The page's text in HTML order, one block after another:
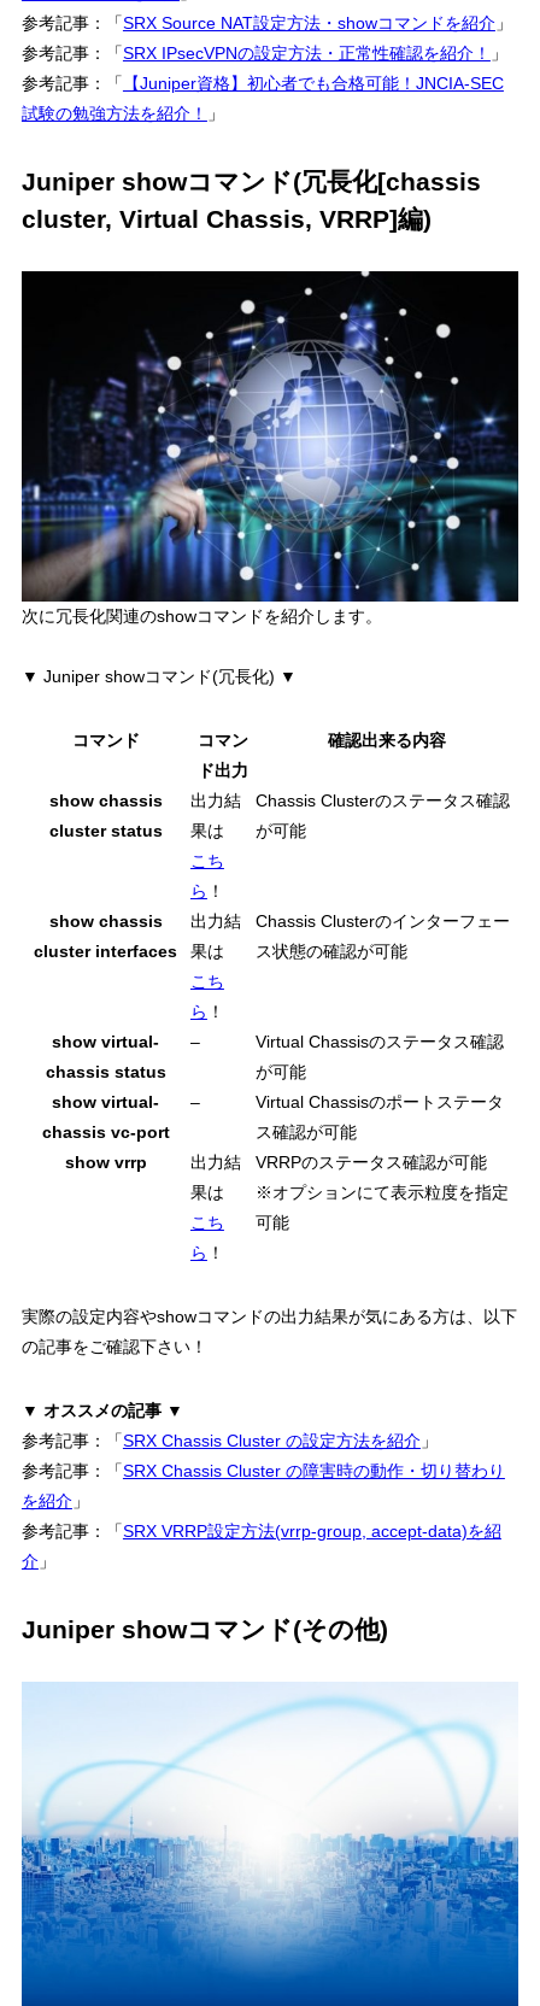
参考記事：「SRX Source NAT設定方法・showコマンドを紹介」
参考記事：「SRX IPsecVPNの設定方法・正常性確認を紹介！
」
参考記事：「 【Juniper資格】初心者でも合格可能！JNCIA-SEC
試験の勉強方法を紹介！
」
Juniper showコマンド(冗長化[chassis
cluster, Virtual Chassis, VRRP]編)
次に冗長化関連のshowコマンドを紹介します。
▼ Juniper showコマンド(冗長化) ▼
コマンド
コマン
ド出力
確認出来る内容
show chassis
cluster status
出力結
果は
こち
ら ！
Chassis Clusterのステータス確認
が可能
show chassis
cluster interfaces
出力結
果は
こち
ら ！
Chassis Clusterのインターフェー
ス状態の確認が可能
show virtual-
chassis status
–
Virtual Chassisのステータス確認
が可能
show virtual-
chassis vc-port
–
Virtual Chassisのポートステータ
ス確認が可能
show vrrp
出力結
果は
こち
ら ！
VRRPのステータス確認が可能
※オプションにて表示粒度を指定
可能
実際の設定内容やshowコマンドの出力結果が気にある方は、以下
の記事をご確認下さい！
▼ オススメの記事 ▼
参考記事：「SRX Chassis Cluster の設定方法を紹介」
参考記事：「SRX Chassis Cluster の障害時の動作・切り替わり
を紹介」
参考記事：「SRX VRRP設定方法(vrrp-group, accept-data)を紹
介」
Juniper showコマンド(その他)